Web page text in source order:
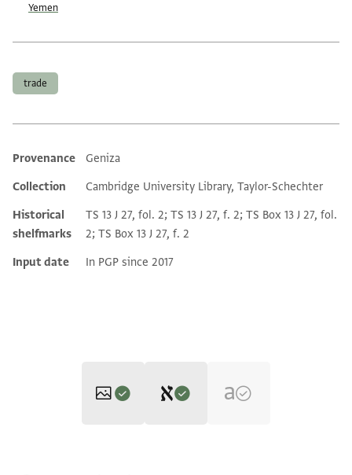
Yemen
trade
Additional metadata
Provenance
Geniza
Collection
Cambridge University Library, Taylor-Schechter
Historical
shelfmarks
TS 13 J 27, fol. 2; TS 13 J 27, f. 2; TS Box 13 J 27, fol.
2; TS Box 13 J 27, f. 2
Input date
In PGP since 2017